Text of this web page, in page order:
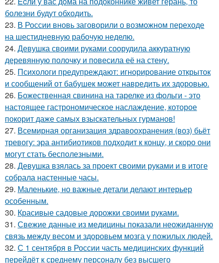
болезни будут обходить.
23. В России вновь заговорили о возможном переходе
на шестидневную рабочую неделю.
24. Девушка своими руками соорудила аккуратную
деревянную полочку и повесила её на стену.
25. Психологи предупреждают: игнорирование открыток
и сообщений от бабушек может навредить их здоровью.
26. Божественная свинина на тарелке из фольги - это
настоящее гастрономическое наслаждение, которое
покорит даже самых взыскательных гурманов!
27. Всемирная организация здравоохранения (воз) бьёт
тревогу: эра антибиотиков подходит к концу, и скоро они
могут стать бесполезными.
28. Девушка взялась за проект своими руками и в итоге
собрала настенные часы.
29. Маленькие, но важные детали делают интерьер
особенным.
30. Красивые садовые дорожки своими руками.
31. Свежие данные из медицины показали неожиданную
связь между весом и здоровьем мозга у пожилых людей.
32. С 1 сентября в России часть медицинских функций
перейдёт к среднему персоналу без высшего